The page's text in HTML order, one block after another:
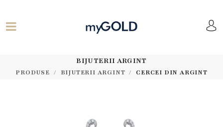
BIJUTERII ARGINT
PRODUSE BIJUTERII ARGINT CERCEI DIN ARGINT